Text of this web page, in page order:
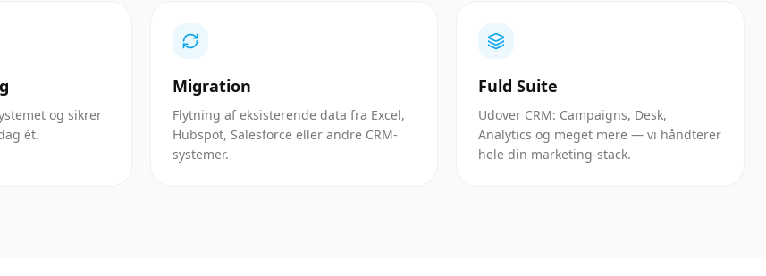
og sikrer
ét.
Migration
Flytning af eksisterende data fra Excel,
Hubspot, Salesforce eller andre CRM-
systemer.
Fuld Suite
Udover CRM: Campaigns, Desk,
Analytics og meget mere — vi håndterer
hele din marketing-stack.